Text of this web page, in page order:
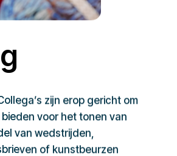
zijn erop gericht om
voor het tonen van
van wedstrijden,
of kunstbeurzen